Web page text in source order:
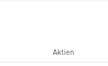
Aktien